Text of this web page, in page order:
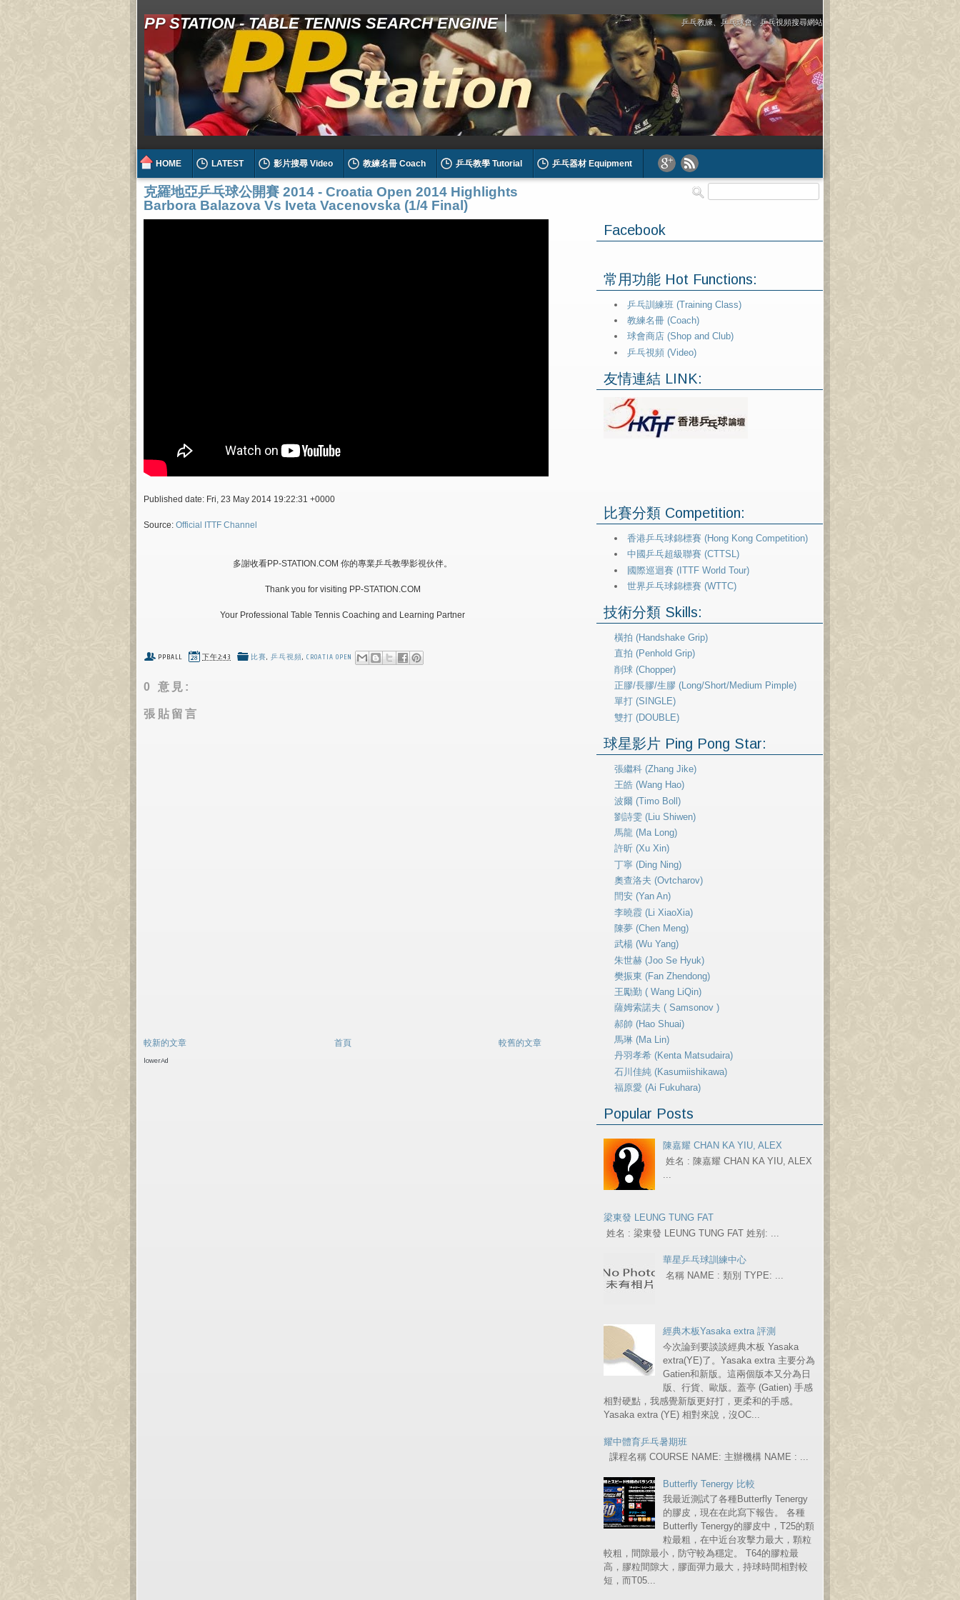
PP STATION - TABLE TENNIS SEARCH ENGINE 乒乓教練、乒乓球會、乒乓視頻搜尋網站
HOME LATEST 影片搜尋 Video 教練名冊 Coach 乒乓教學 Tutorial 乒乓器材 Equipment
克羅地亞乒乓球公開賽 2014 - Croatia Open 2014 Highlights
Barbora Balazova Vs Iveta Vacenovska (1/4 Final)
Published date: Fri, 23 May 2014 19:22:31 +0000
Source:Official ITTF Channel
多謝收看PP-STATION.COM 你的專業乒乓教學影視伙伴。
Thank you for visiting PP-STATION.COM
Your Professional Table Tennis Coaching and Learning Partner
PPBALL 下午2:43 比賽, 乒乓視頻, CROATIA OPEN
0 意見:
張貼留言
較新的文章 較舊的文章
首頁
lowerAd
Facebook
常用功能 Hot Functions:
乒乓訓練班 (Training Class)
教練名冊 (Coach)
球會商店 (Shop and Club)
乒乓視頻 (Video)
友情連結 LINK:
比賽分類 Competition:
香港乒乓球錦標賽 (Hong Kong Competition)
中國乒乓超級聯賽 (CTTSL)
國際巡迴賽 (ITTF World Tour)
世界乒乓球錦標賽 (WTTC)
技術分類 Skills:
橫拍 (Handshake Grip)
直拍 (Penhold Grip)
削球 (Chopper)
正膠/長膠/生膠 (Long/Short/Medium Pimple)
單打 (SINGLE)
雙打 (DOUBLE)
球星影片 Ping Pong Star:
張繼科 (Zhang Jike)
王皓 (Wang Hao)
波爾 (Timo Boll)
劉詩雯 (Liu Shiwen)
馬龍 (Ma Long)
許昕 (Xu Xin)
丁寧 (Ding Ning)
奧查洛夫 (Ovtcharov)
閆安 (Yan An)
李曉霞 (Li XiaoXia)
陳夢 (Chen Meng)
武楊 (Wu Yang)
朱世赫 (Joo Se Hyuk)
樊振東 (Fan Zhendong)
王勵勤 ( Wang LiQin)
薩姆索諾夫 ( Samsonov )
郝帥 (Hao Shuai)
馬琳 (Ma Lin)
丹羽孝希 (Kenta Matsudaira)
石川佳純 (Kasumiishikawa)
福原愛 (Ai Fukuhara)
Popular Posts
陳嘉耀 CHAN KA YIU, ALEX
姓名 : 陳嘉耀 CHAN KA YIU, ALEX
...
梁東發 LEUNG TUNG FAT
姓名 : 梁東發 LEUNG TUNG FAT 姓别: ...
華星乒乓球訓練中心
名稱 NAME : 類別 TYPE: ...
經典木板Yasaka extra 評測
今次論到要談談經典木板 Yasaka
extra(YE)了。Yasaka extra 主要分為
Gatien和新版。這兩個版本又分為日
版、行貨、歐版。蓋亭 (Gatien) 手感
相對硬點，我感覺新版更好打，更柔和的手感。
Yasaka extra (YE) 相對來說，沒OC...
耀中體育乒乓暑期班
課程名稱 COURSE NAME: 主辦機構 NAME : ...
Butterfly Tenergy 比較
我最近測試了各種Butterfly Tenergy
的膠皮，現在在此寫下報告。 各種
Butterfly Tenergy的膠皮中，T25的顆
粒最粗，在中近台攻擊力最大，顆粒
較粗，間隙最小，防守較為穩定。 T64的膠粒最
高，膠粒間隙大，膠面彈力最大，持球時間相對較
短，而T05...